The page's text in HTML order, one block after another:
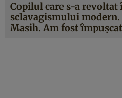
Copilul care s-a
sclavagismului modern.
Masih. Am fost împușcat